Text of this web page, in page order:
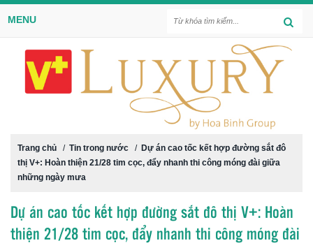
MENU
Trang chủ / Tin trong nước / Dự án cao tốc kết hợp đường sắt đô
thị V+: Hoàn thiện 21/28 tim cọc, đẩy nhanh thi công móng đài giữa
những ngày mưa
Dự án cao tốc kết hợp đường sắt đô thị V+: Hoàn
thiện 21/28 tim cọc, đẩy nhanh thi công móng đài